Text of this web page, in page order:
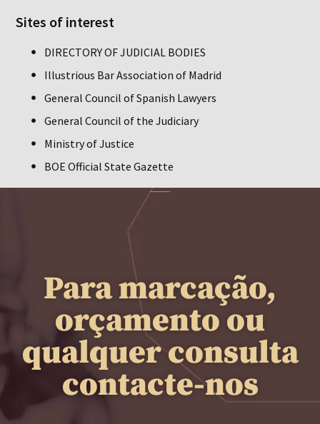
Sites of interest
DIRECTORY OF JUDICIAL BODIES
Illustrious Bar Association of Madrid
General Council of Spanish Lawyers
General Council of the Judiciary
Ministry of Justice
BOE Official State Gazette
Para marcação,
orçamento ou
qualquer consulta
contacte-nos